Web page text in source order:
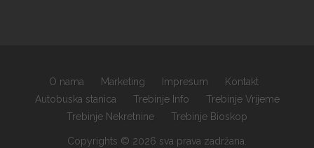
O nama Marketing Impresum
Kontakt
Autobuska stanica
Trebinje Info
Trebinje Vrijeme
Trebinje Nekretnine
Trebinje Bioskop
Copyrights © 2026 sva prava zadržana.